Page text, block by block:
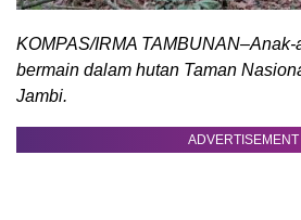
KOMPAS/IRMA
bermain dalam hutan Taman
Jambi.
ADVERTISEMENT